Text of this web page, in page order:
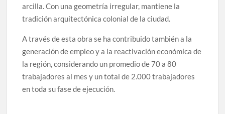
arcilla. Con una geometría irregular, mantiene la
tradición arquitectónica colonial de la ciudad.
A través de esta obra se ha contribuido también a la
generación de empleo y a la reactivación económica de
la región, considerando un promedio de 70 a 80
trabajadores al mes y un total de 2.000 trabajadores
en toda su fase de ejecución.